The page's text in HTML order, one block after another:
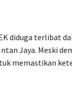
diduga terlibat
Jaya. Meski
memastikan